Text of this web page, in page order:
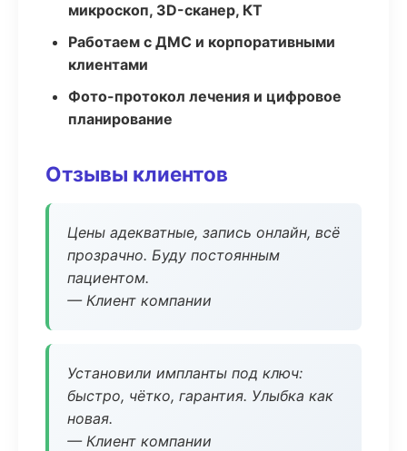
микроскоп, 3D-сканер, КТ
Работаем с ДМС и корпоративными
клиентами
Фото-протокол лечения и цифровое
планирование
Отзывы клиентов
Цены адекватные, запись онлайн, всё
прозрачно. Буду постоянным
пациентом.
— Клиент компании
Установили импланты под ключ:
быстро, чётко, гарантия. Улыбка как
новая.
— Клиент компании